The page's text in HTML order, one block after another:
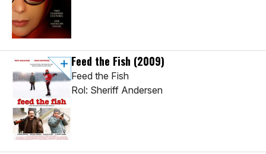
Feed the Fish (2009)
Feed the Fish
Rol: Sheriff Andersen